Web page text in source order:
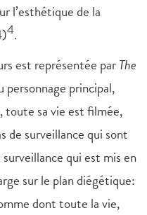
l’esthétique de la
4.
est représentée parThe
personnage principal,
toute sa vie est filmée,
de surveillance qui sont
qui est mis en
sur le plan diégétique:
dont toute la vie,